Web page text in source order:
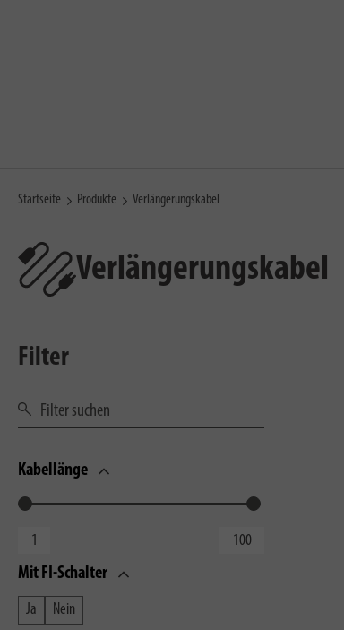
Startseite Produkte Verlängerungskabel
Verlängerungskabel
Filter
Kabellänge
Mit FI-Schalter
Ja Nein